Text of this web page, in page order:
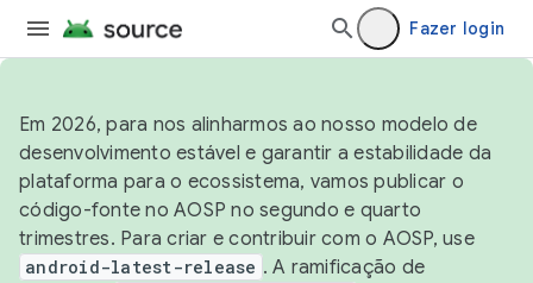
Fazer login
Em 2026, para nos alinharmos ao nosso modelo de
desenvolvimento estável e garantir a estabilidade da
plataforma para o ecossistema, vamos publicar o
código-fonte no AOSP no segundo e quarto
trimestres. Para criar e contribuir com o AOSP, use
android-latest-release . A ramificação de